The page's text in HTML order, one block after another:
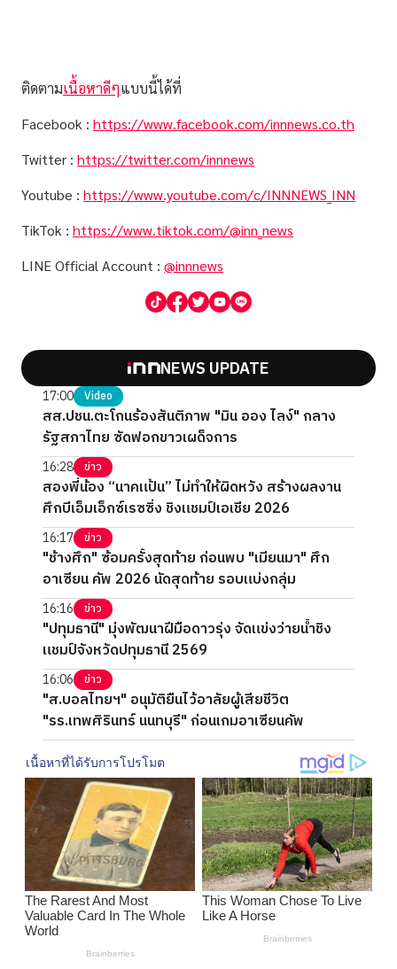
ติดตามเนื้อหาดีๆแบบนี้ได้ที่
Facebook : https://www.facebook.com/innnews.co.th
Twitter : https://twitter.com/innnews
Youtube : https://www.youtube.com/c/INNNEWS_INN
TikTok : https://www.tiktok.com/@inn_news
LINE Official Account : @innnews
NEWS UPDATE
17:00 Video
สส.ปชน.ตะโกนร้องสันติภาพ "มิน ออง ไลง์" กลาง
รัฐสภาไทย ซัดฟอกขาวเผด็จการ
16:28 ข่าว
สองพี่น้อง “นาคแป้น” ไม่ทำให้ผิดหวัง สร้างผลงาน
ศึกบีเอ็มเอ็กซ์เรซซิ่ง ชิงแชมป์เอเชีย 2026
16:17 ข่าว
"ช้างศึก" ซ้อมครั้งสุดท้าย ก่อนพบ "เมียนมา" ศึก
อาเซียน คัพ 2026 นัดสุดท้าย รอบแบ่งกลุ่ม
16:16 ข่าว
"ปทุมธานี" มุ่งพัฒนาฝีมือดาวรุ่ง จัดแข่งว่ายน้ำชิง
แชมป์จังหวัดปทุมธานี 2569
16:06 ข่าว
"ส.บอลไทยฯ" อนุมัติยืนไว้อาลัยผู้เสียชีวิต
"รร.เทพศิรินทร์ นนทบุรี" ก่อนเกมอาเซียนคัพ